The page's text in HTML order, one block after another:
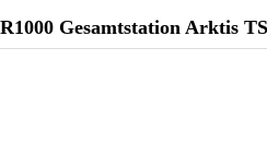
Gesamtstation Arktis